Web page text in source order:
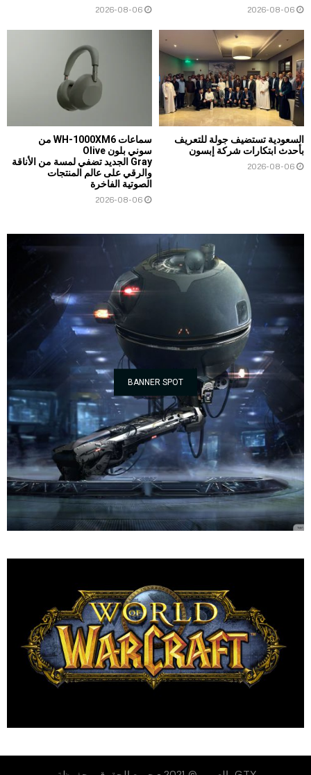
2026-08-06
2026-08-06
السعودية تستضيف جولة للتعريف
بأحدث ابتكارات شركة إبسون
2026-08-06
سماعات WH-1000XM6 من
سوني بلون Olive
Gray الجديد تضفي لمسة من الأناقة
والرقي على عالم المنتجات
الصوتية الفاخرة
2026-08-06
BANNER SPOT